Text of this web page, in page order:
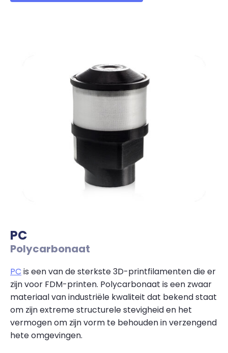
PC
Polycarbonaat
PC is een van de sterkste 3D-printfilamenten die er
zijn voor FDM-printen. Polycarbonaat is een zwaar
materiaal van industriële kwaliteit dat bekend staat
om zijn extreme structurele stevigheid en het
vermogen om zijn vorm te behouden in verzengend
hete omgevingen.